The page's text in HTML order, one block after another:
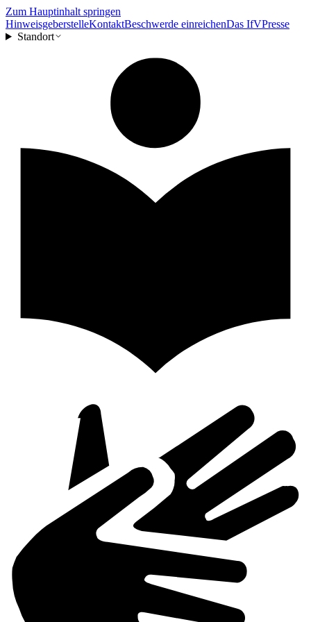
Zum Hauptinhalt springen
HinweisgeberstelleKontaktBeschwerde einreichenDas IfVPresse
Standort